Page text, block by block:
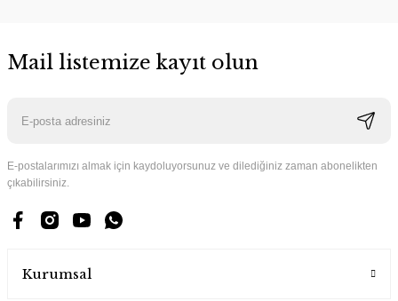
Mail listemize kayıt olun
E-postalarımızı almak için kaydoluyorsunuz ve dilediğiniz zaman abonelikten
çıkabilirsiniz.
Kurumsal